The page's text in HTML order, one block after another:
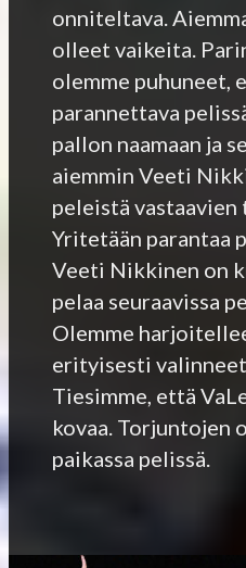
onniteltava.
olleet vaikeita.
olemme puhuneet,
parannettava
pallon naamaan ja
aiemmin Veeti
peleistä
Yritetään parantaa
Veeti Nikkinen on
pelaa seuraavissa
Olemme
erityisesti
Tiesimme, että
kovaa. Torjuntojen
paikassa pelissä.